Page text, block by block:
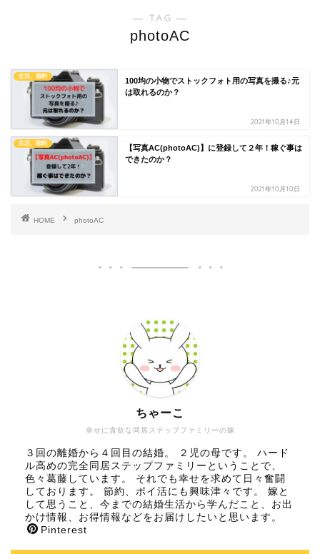
― TAG ―
photoAC
生活、節約
100均の小物でストックフォト用の写真を撮る♪元
は取れるのか？
2021年10月14日
生活、節約
【写真AC(photoAC)】に登録して２年！稼ぐ事は
できたのか？
2021年10月10日
HOME photoAC
幸せに貪欲な同居ステップファミリーの嫁
ちゃーこ
３回の離婚から４回目の結婚。 ２児の母です。 ハード
ル高めの完全同居ステップファミリーということで、
色々葛藤しています。 それでも幸せを求めて日々奮闘
しております。 節約、ポイ活にも興味津々です。 嫁と
して思うこと、今までの結婚生活から学んだこと、お出
かけ情報、お得情報などをお届けしたいと思います。
Pinterest